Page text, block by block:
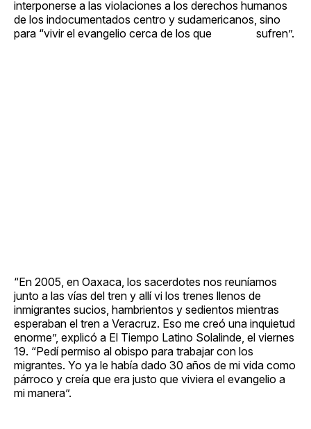
interponerse a las violaciones a los derechos humanos
de los indocumentados centro y sudamericanos, sino
para “vivir el evangelio cerca de los que sufren”.
“En 2005, en Oaxaca, los sacerdotes nos reuníamos
junto a las vías del tren y allí vi los trenes llenos de
inmigrantes sucios, hambrientos y sedientos mientras
esperaban el tren a Veracruz. Eso me creó una inquietud
enorme”, explicó a El Tiempo Latino Solalinde, el viernes
19. “Pedí permiso al obispo para trabajar con los
migrantes. Yo ya le había dado 30 años de mi vida como
párroco y creía que era justo que viviera el evangelio a
mi manera”.